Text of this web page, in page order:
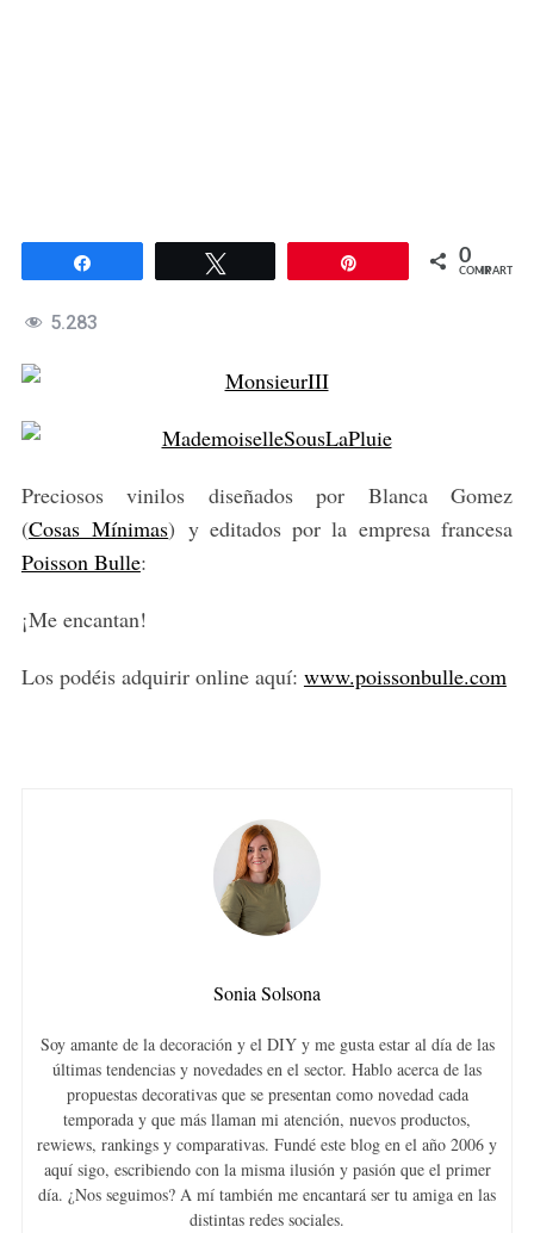
0
COMPARTIR
5.283
Preciosos vinilos diseñados por Blanca Gomez
(Cosas Mínimas) y editados por la empresa francesa
Poisson Bulle:
¡Me encantan!
Los podéis adquirir online aquí: www.poissonbulle.com
Sonia Solsona
Soy amante de la decoración y el DIY y me gusta estar al día de las
últimas tendencias y novedades en el sector. Hablo acerca de las
propuestas decorativas que se presentan como novedad cada
temporada y que más llaman mi atención, nuevos productos,
rewiews, rankings y comparativas. Fundé este blog en el año 2006 y
aquí sigo, escribiendo con la misma ilusión y pasión que el primer
día. ¿Nos seguimos? A mí también me encantará ser tu amiga en las
distintas redes sociales.